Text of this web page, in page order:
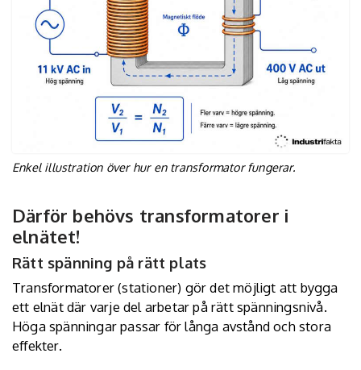
Enkel illustration över hur en transformator fungerar.
Därför behövs transformatorer i
elnätet!
Rätt spänning på rätt plats
Transformatorer (stationer) gör det möjligt att bygga
ett elnät där varje del arbetar på rätt spänningsnivå.
Höga spänningar passar för långa avstånd och stora
effekter.